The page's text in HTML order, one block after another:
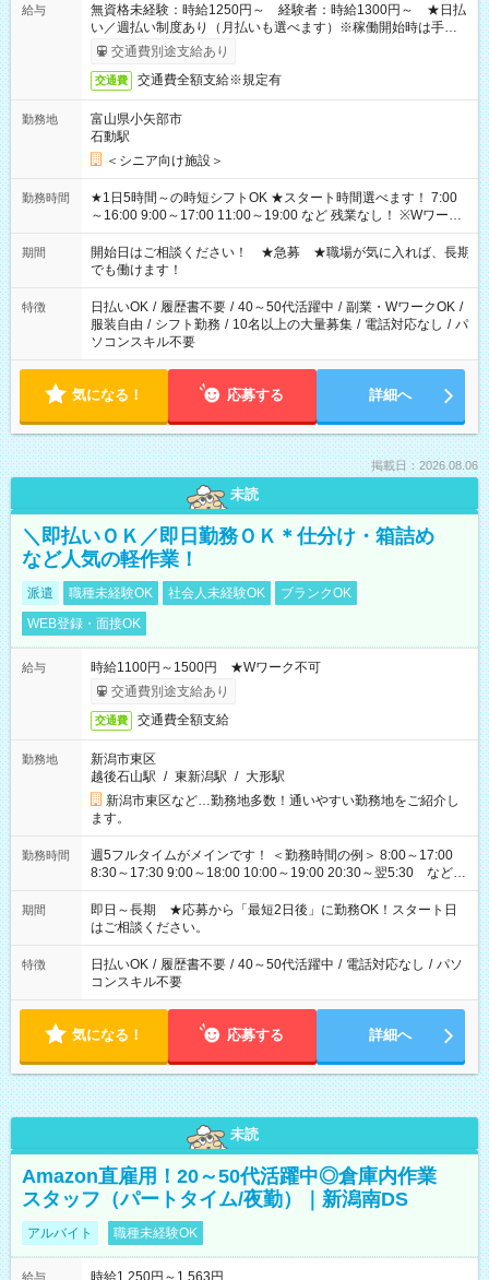
給与
無資格未経験：時給1250円～ 経験者：時給1300円～ ★日払
い／週払い制度あり（月払いも選べます）※稼働開始時は手続き
完了次第のお支払いとなります。
交通費別途支給あり
交通費 交通費全額支給※規定有
勤務地
富山県小矢部市
石動駅
＜シニア向け施設＞
勤務時間
★1日5時間～の時短シフトOK ★スタート時間選べます！ 7:00
～16:00 9:00～17:00 11:00～19:00 など 残業なし！ ※Wワーク
の場合、他のお仕事と合わせ週40時間超の就業はご案内できま
せん ※法令に基づき、週20時間以上勤務は社会保険への加入対
象となります ※労働者派遣法（日雇い派遣の原則禁止）によ
り、短時間・短期間の就業はご案内が難しい場合があります
期間
開始日はご相談ください！ ★急募 ★職場が気に入れば、長期
でも働けます！
特徴 日払いOK / 履歴書不要 / 40～50代活躍中 / 副業・WワークOK /
服装自由 / シフト勤務 / 10名以上の大量募集 / 電話対応なし / パ
ソコンスキル不要
気になる！ 応募する 詳細へ
掲載日：2026.08.06
未読
＼即払いＯＫ／即日勤務ＯＫ＊仕分け・箱詰め
など人気の軽作業！
派遣 職種未経験OK 社会人未経験OK
ブランクOK
WEB登録・面接OK
給与
時給1100円～1500円 ★Wワーク不可
交通費別途支給あり
交通費 交通費全額支給
勤務地
新潟市東区
越後石山駅 / 東新潟駅 / 大形駅
新潟市東区など…勤務地多数！通いやすい勤務地をご紹介し
ます。
勤務時間
週5フルタイムがメインです！ ＜勤務時間の例＞ 8:00～17:00
8:30～17:30 9:00～18:00 10:00～19:00 20:30～翌5:30 など ★
その他にも勤務時間多数！ 日勤のみ、残業なし、交替制など
ご希望を教えてください！
期間
即日～長期 ★応募から「最短2日後」に勤務OK！スタート日
はご相談ください。
特徴 日払いOK / 履歴書不要 / 40～50代活躍中 / 電話対応なし / パソ
コンスキル不要
気になる！ 応募する 詳細へ
未読
Amazon直雇用！20～50代活躍中◎倉庫内作業
スタッフ（パートタイム/夜勤）｜新潟南DS
アルバイト 職種未経験OK
給与 時給1,250円～1,563円